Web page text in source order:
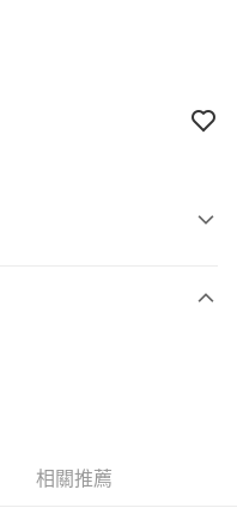
相關推薦